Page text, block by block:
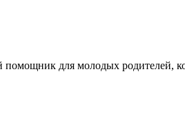
для молодых родителей,